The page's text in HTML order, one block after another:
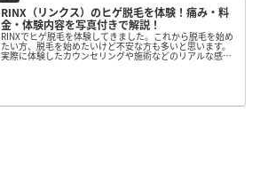
RINX（リンクス）のヒゲ脱毛を体験！痛み・料
金・体験内容を写真付きで解説！
RINXでヒゲ脱毛を体験してきました。これから脱毛を始め
たい方、脱毛を始めたいけど不安な方も多いと思います。
実際に体験したカウンセリングや施術などのリアルな感想